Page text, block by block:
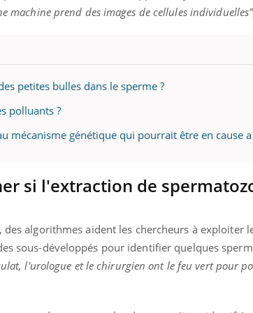
machine prend des images de cellules
petites bulles dans le sperme ?
polluants ?
mécanisme génétique qui pourrait être en cause
si l'extraction de
algorithmes aident les chercheurs à exploiter
sous-développés pour identifier quelques
l'urologue et le chirurgien ont le feu vert pour